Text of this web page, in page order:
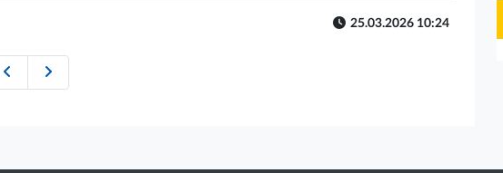
25.03.2026 10:24
Zmiana rozkładu pociągów od 8 marca
Zmiana czasu: N4B i FLIXBUS inaczej